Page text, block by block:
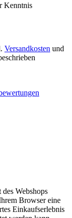
Kenntnis
Versandkosten und
Webshops
Browser eine
Einkaufserlebnis